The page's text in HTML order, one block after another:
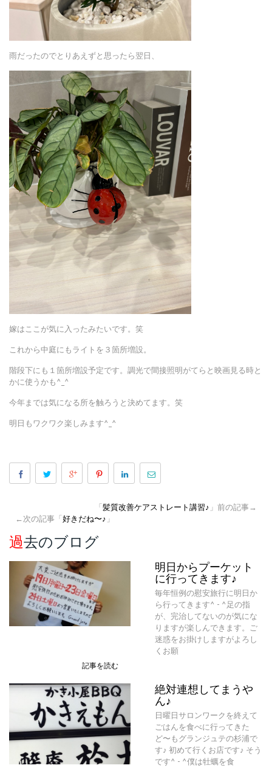
雨だったのでとりあえずと思ったら翌日、
嫁はここが気に入ったみたいです。笑
これから中庭にもライトを３箇所増設。
階段下にも１箇所増設予定です。調光で間接照明がてらと映画見る時と
かに使うかも^_^
今年までは気になる所を触ろうと決めてます。笑
明日もワクワク楽しみます^_^
「髪質改善ケアストレート講習♪ 」前の記事→
←次の記事「好きだね〜♪ 」
過去のブログ
明日からプーケット
に行ってきます♪
毎年恒例の慰安旅行に明日か
ら行ってきます^ - ^足の指
が、完治してないのが気にな
りますが楽しんできます。ご
迷惑をお掛けしますがよろし
くお願
記事を読む
絶対連想してまうや
ん♪
日曜日サロンワークを終えて
ごはんを食べに行ってきた
ど〜もグランジュテの杉浦で
す♪ 初めて行くお店です♪ そう
です^ - ^僕は牡蠣を食